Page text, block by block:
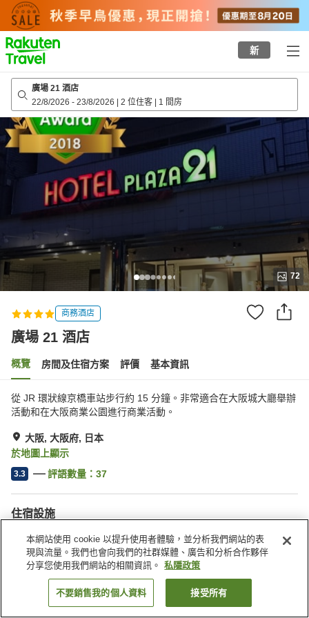
to
top
page
新
廣場 21 酒店
22/8/2026 - 23/8/2026 | 2 位住客 | 1 間房
72
商務酒店
廣場 21 酒店
概覽 房間及住宿方案 評價 基本資訊
從 JR 環狀線京橋車站步行約 15 分鐘。非常適合在大阪城大廳舉辦
活動和在大阪商業公園進行商業活動。
大阪, 大阪府, 日本
於地圖上顯示
3.3 評語數量： 37
住宿設施
停車場
自動販賣機
喚醒服務
找客房
本網站使用 cookie 以提升使用者體驗，並分析我們網站的表
現與流量。我們也會向我們的社群媒體、廣告和分析合作夥伴
分享您使用我們網站的相關資訊。
私隱政策
不要銷售我的個人資料 接受所有